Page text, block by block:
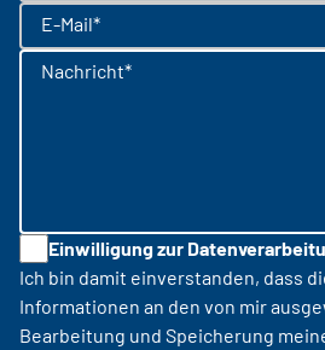
E-Mail*
Nachricht*
Einwilligung zur
Ich bin damit einverstanden, dass
Informationen an den von mir
Bearbeitung und Speicherung